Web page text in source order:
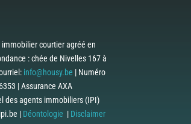
courtier agréé en
: chée de Nivelles 167 à
info@housy.be | Numéro
| Assurance AXA
des agents immobiliers (IPI)
| Déontologie | Disclaimer